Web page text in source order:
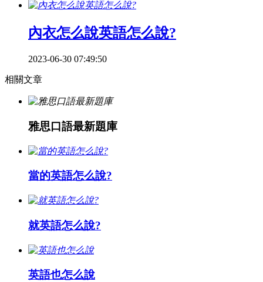
內衣怎么說英語怎么說?
2023-06-30 07:49:50
相關文章
雅思口語最新題庫
當的英語怎么說?
就英語怎么說?
英語也怎么說